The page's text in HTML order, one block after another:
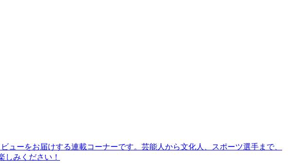
ーをお届けする連載コーナーです。芸能人から文化人、スポーツ選手まで、
しみください！